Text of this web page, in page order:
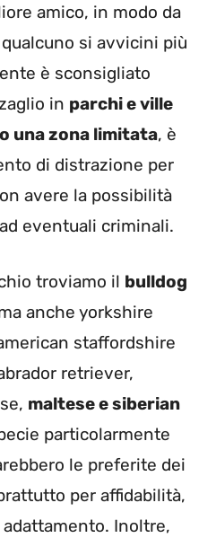
amico, in modo da
si avvicini più
è sconsigliato
in parchi e ville
una zona limitata, è
di distrazione per
avere la possibilità
eventuali criminali.
troviamo il bulldog
anche yorkshire
staffordshire
retriever,
maltese e siberian
particolarmente
le preferite dei
per affidabilità,
Inoltre,